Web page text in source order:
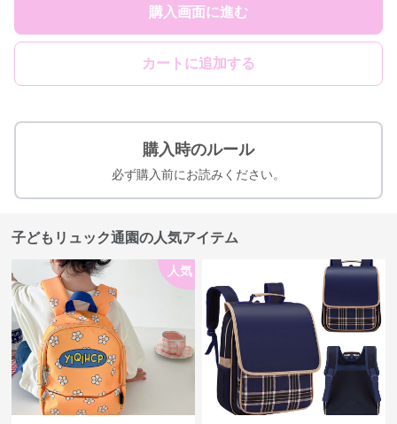
購入画面に進む
カートに追加する
購入時のルール
必ず購入前にお読みください。
子どもリュック通園の人気アイテム
人気